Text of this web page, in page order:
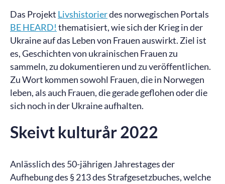
Das Projekt Livshistorierdes norwegischen Portals
BE HEARD! thematisiert, wie sich der Krieg in der
Ukraine auf das Leben von Frauen auswirkt. Ziel ist
es, Geschichten von ukrainischen Frauen zu
sammeln, zu dokumentieren und zu veröffentlichen.
Zu Wort kommen sowohl Frauen, die in Norwegen
leben, als auch Frauen, die gerade geflohen oder die
sich noch in der Ukraine aufhalten.
Skeivt kulturår 2022
Anlässlich des 50-jährigen Jahrestages der
Aufhebung des § 213 des Strafgesetzbuches, welche